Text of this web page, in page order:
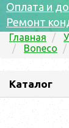
Оплата и
Ремонт
Главная
Boneco
Каталог